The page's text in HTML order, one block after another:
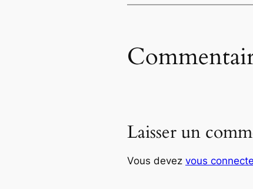
Laisser un
Vous devez vous